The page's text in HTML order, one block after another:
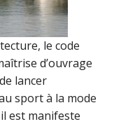
le code
d’ouvrage
lancer
sport à la mode
est manifeste